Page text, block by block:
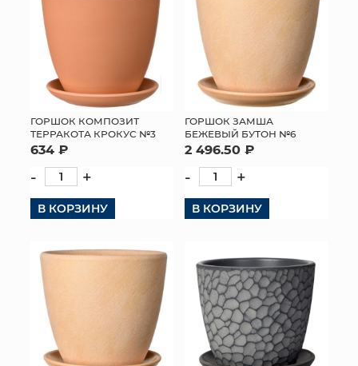
СУНДУКИ
ИСКУССТВЕННЫЕ ЦВЕТЫ
ПАКЕТЫ И СУМКИ
ТОРГОВЫЙ ЦЕНТР
ОПТОВЫМ КЛИЕНТАМ
ДОСТАВКА И ОПЛАТА
КОНТАКТЫ
ГОРШОК КОМПОЗИТ
ТЕРРАКОТА КРОКУС №3
634 ₽
- +
В КОРЗИНУ
ГОРШОК ЗАМША
БЕЖЕВЫЙ БУТОН №6
2 496.50 ₽
- +
В КОРЗИНУ